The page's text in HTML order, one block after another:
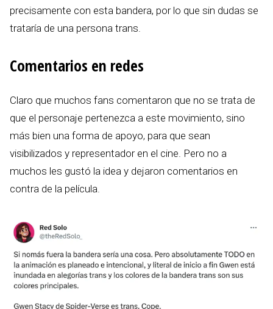
precisamente con esta bandera, por lo que sin dudas se
trataría de una persona trans.
Comentarios en redes
Claro que muchos fans comentaron que no se trata de
que el personaje pertenezca a este movimiento, sino
más bien una forma de apoyo, para que sean
visibilizados y representador en el cine. Pero no a
muchos les gustó la idea y dejaron comentarios en
contra de la película.